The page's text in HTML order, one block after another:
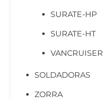
SURATE-HP
SURATE-HT
VANCRUISER
SOLDADORAS
ZORRA